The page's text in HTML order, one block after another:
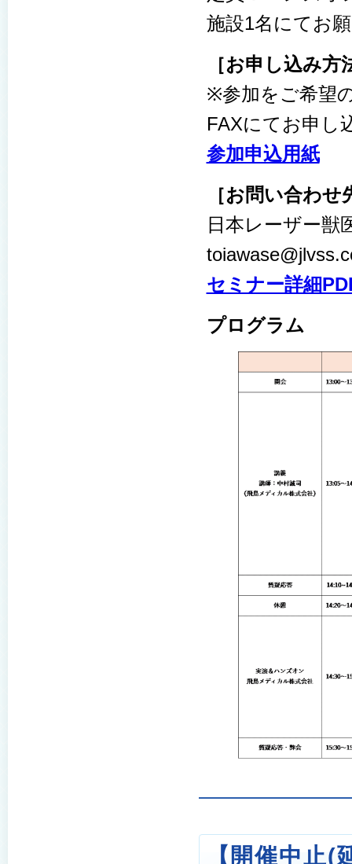
施設1名にてお
［お申し込み方
※参加をご希望
FAXにてお申し
参加申込用紙
［お問い合わせ
日本レーザー
セミナー詳細
プログラム
【開催中止